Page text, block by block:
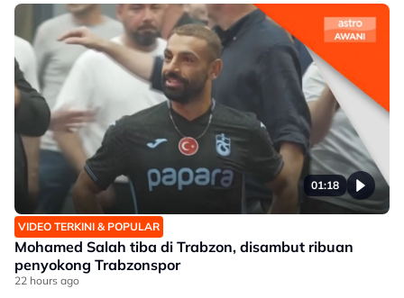
01:18
VIDEO TERKINI & POPULAR
Mohamed Salah tiba di Trabzon, disambut ribuan
penyokong Trabzonspor
22 hours ago